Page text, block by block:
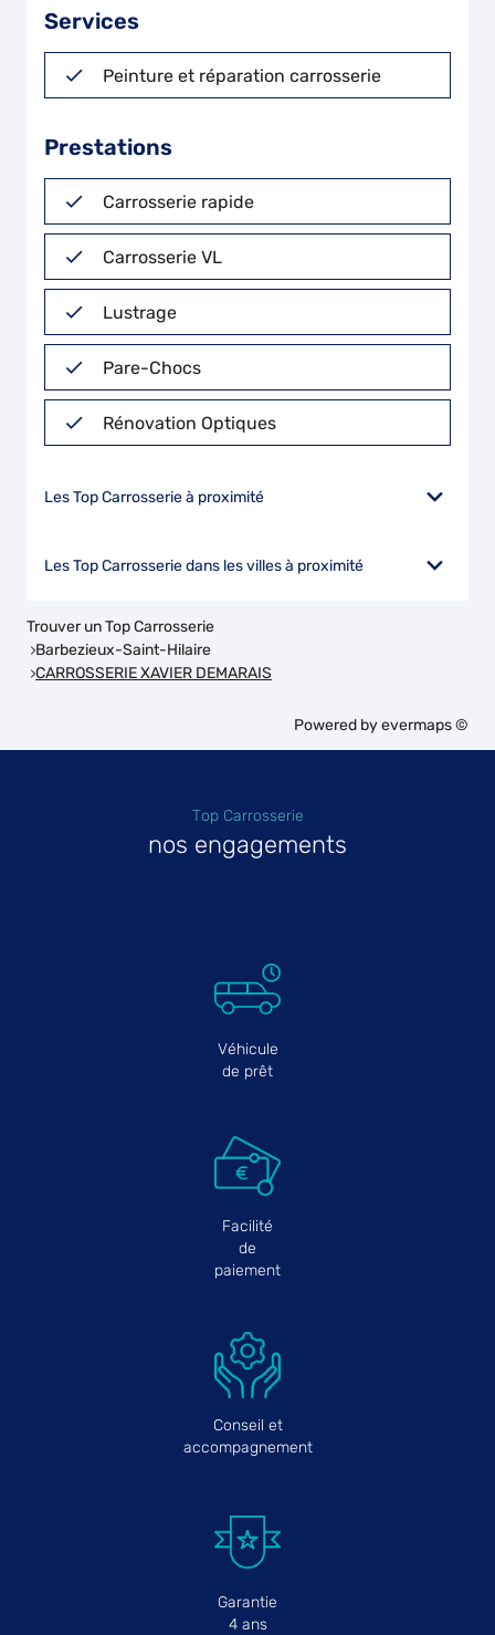
Services
Peinture et réparation carrosserie
Prestations
Carrosserie rapide
Carrosserie VL
Lustrage
Pare-Chocs
Rénovation Optiques
Les Top Carrosserie à proximité
Les Top Carrosserie dans les villes à proximité
Trouver un Top Carrosserie
Barbezieux-Saint-Hilaire
CARROSSERIE XAVIER DEMARAIS
Powered byevermaps ©
Top Carrosserie
nos engagements
Véhicule
de prêt
Facilité
de
paiement
Conseil et
accompagnement
Garantie
4 ans